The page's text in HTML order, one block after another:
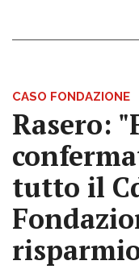
CASO FONDAZIONE
Rasero:
tutto il